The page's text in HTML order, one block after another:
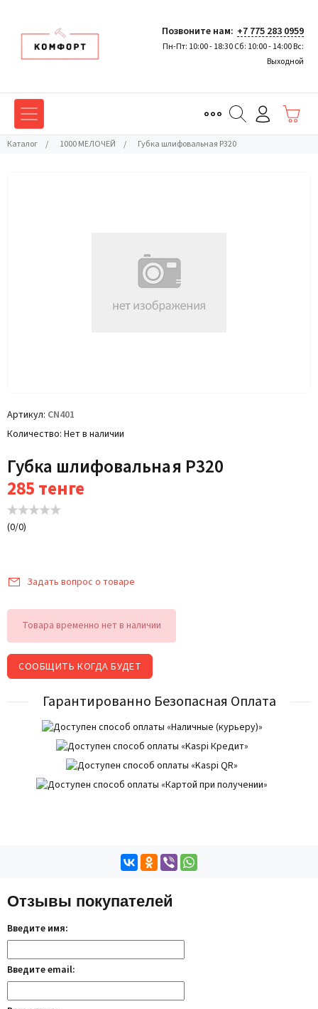
Позвоните нам: +7 775 283 0959
Пн-Пт: 10:00 - 18:30 Сб: 10:00 - 14:00 Вс:
Выходной
Каталог / 1000 МЕЛОЧЕЙ / Губка шлифовальная P320
Артикул CN401
Количество Нет в наличии
Губка шлифовальная P320
285тенге
(0/0)
Задать вопрос о товаре
Товара временно нет в наличии
СООБЩИТЬ КОГДА БУДЕТ
Гарантированно Безопасная Оплата
Отзывы покупателей
Введите имя:
Введите email: